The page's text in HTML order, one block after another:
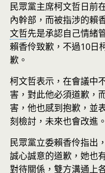
民眾黨主席柯文哲日前
內幹部，而被指涉的賴
文哲先是承認自己情緒
賴香伶致歉，不過10日
歉。
柯文哲表示，在會議中
害，對此他必須道歉，
害，他也感到抱歉，並
刻檢討，未來也會改進。
民眾黨立委賴香伶指出
誠心誠意的道歉，她也
對待關係，雙方溝通上